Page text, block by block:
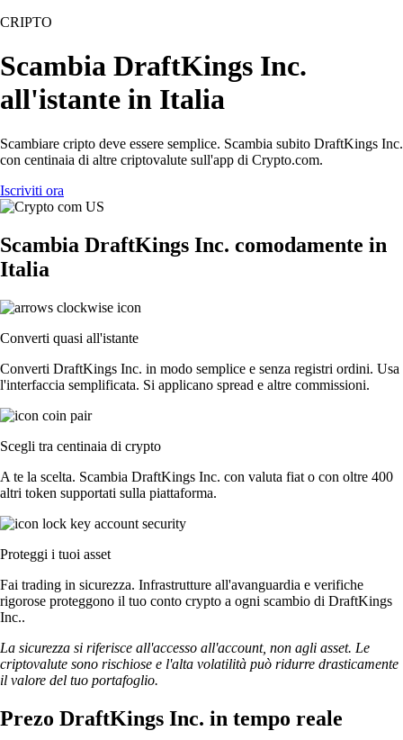
CRIPTO
Scambia DraftKings Inc.
all'istante in Italia
Scambiare cripto deve essere semplice. Scambia subito DraftKings Inc.
con centinaia di altre criptovalute sull'app di Crypto.com.
Iscriviti ora
Scambia DraftKings Inc. comodamente in
Italia
Converti quasi all'istante
Converti DraftKings Inc. in modo semplice e senza registri ordini. Usa
l'interfaccia semplificata. Si applicano spread e altre commissioni.
Scegli tra centinaia di crypto
A te la scelta. Scambia DraftKings Inc. con valuta fiat o con oltre 400
altri token supportati sulla piattaforma.
Proteggi i tuoi asset
Fai trading in sicurezza. Infrastrutture all'avanguardia e verifiche
rigorose proteggono il tuo conto crypto a ogni scambio di DraftKings
Inc..
La sicurezza si riferisce all'accesso all'account, non agli asset. Le
criptovalute sono rischiose e l'alta volatilità può ridurre drasticamente
il valore del tuo portafoglio.
Prezo DraftKings Inc. in tempo reale